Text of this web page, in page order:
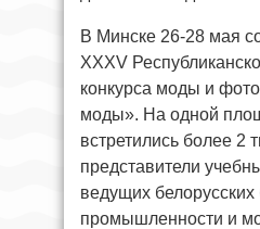
В Минске 26-28 мая
XXXV
конкурса моды и
моды». На одной
встретились более 2
представители
ведущих белорусских
промышленности и